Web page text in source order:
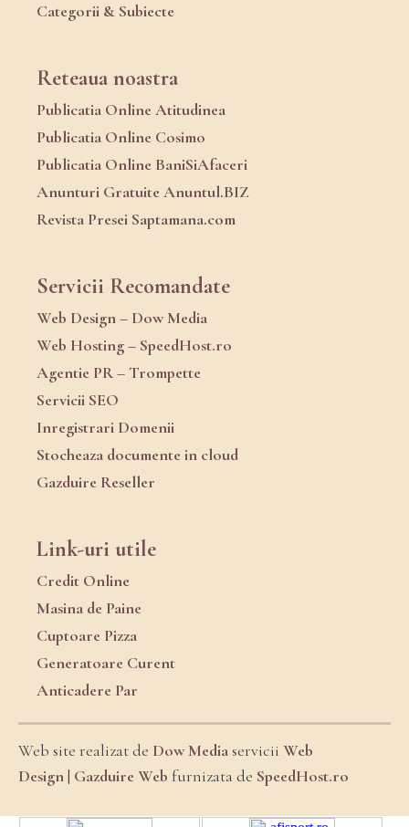
Categorii & Subiecte
Reteaua noastra
Publicatia Online Atitudinea
Publicatia Online Cosimo
Publicatia Online BaniSiAfaceri
Anunturi Gratuite Anuntul.BIZ
Revista Presei Saptamana.com
Servicii Recomandate
Web Design – Dow Media
Web Hosting – SpeedHost.ro
Agentie PR – Trompette
Servicii SEO
Inregistrari Domenii
Stocheaza documente in cloud
Gazduire Reseller
Link-uri utile
Credit Online
Masina de Paine
Cuptoare Pizza
Generatoare Curent
Anticadere Par
Web site realizat de Dow Mediaservicii Web
Design| Gazduire Web furnizata de SpeedHost.ro